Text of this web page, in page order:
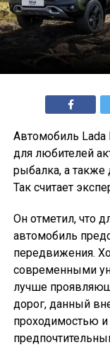
Автомобиль
для любителей
рыбалка, а также
Так считает
Он отметил, что
автомобиль
передвижения.
современными
лучше
дорог, данный
проходимостью и